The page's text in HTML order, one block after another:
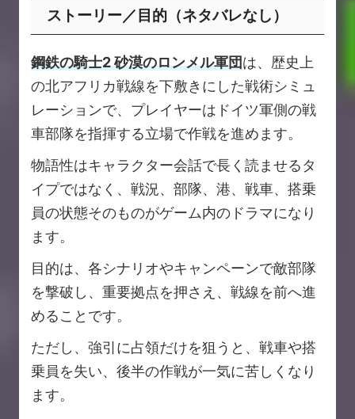
ストーリー／目的（ネタバレなし）
鋼鉄の騎士2 砂漠のロンメル軍団は、歴史上
の北アフリカ戦線を下敷きにした戦術シミュ
レーションで、プレイヤーはドイツ軍側の戦
車部隊を指揮する立場で作戦を進めます。
物語性はキャラクター会話で長く読ませるタ
イプではなく、戦況、部隊、港、戦車、搭乗
員の状態そのものがゲーム内のドラマになり
ます。
目的は、各シナリオやキャンペーンで敵部隊
を撃破し、重要拠点を押さえ、戦線を前へ進
めることです。
ただし、強引に占領だけを狙うと、戦車や搭
乗員を失い、後半の作戦が一気に苦しくなり
ます。